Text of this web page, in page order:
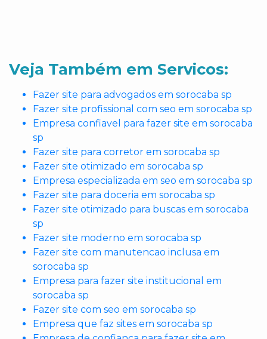
Veja Também em Servicos:
Fazer site para advogados em sorocaba sp
Fazer site profissional com seo em sorocaba sp
Empresa confiavel para fazer site em sorocaba
sp
Fazer site para corretor em sorocaba sp
Fazer site otimizado em sorocaba sp
Empresa especializada em seo em sorocaba sp
Fazer site para doceria em sorocaba sp
Fazer site otimizado para buscas em sorocaba
sp
Fazer site moderno em sorocaba sp
Fazer site com manutencao inclusa em
sorocaba sp
Empresa para fazer site institucional em
sorocaba sp
Fazer site com seo em sorocaba sp
Empresa que faz sites em sorocaba sp